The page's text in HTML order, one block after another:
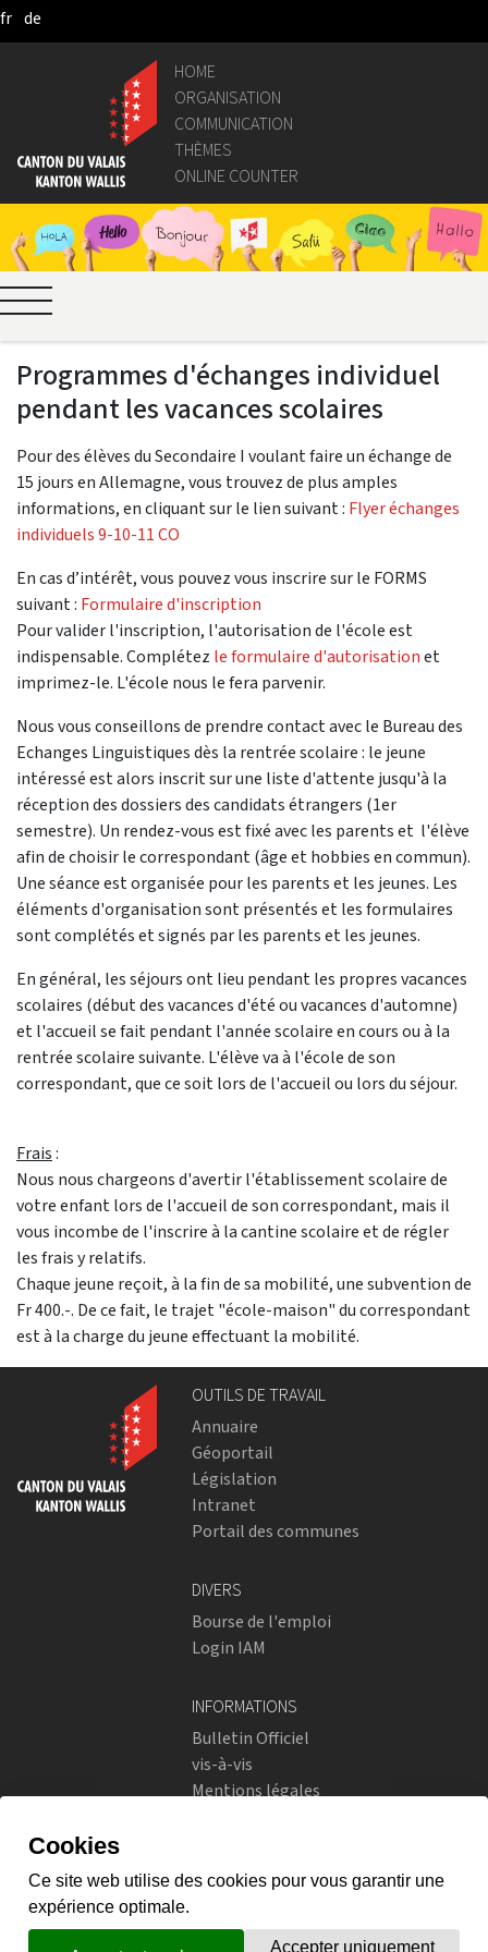
Skip to Main Content
fr de
HOME
ORGANISATION
COMMUNICATION
THÈMES
ONLINE COUNTER
Programmes d'échanges individuel
pendant les vacances scolaires
Pour des élèves du Secondaire I voulant faire un échange de
15 jours en Allemagne, vous trouvez de plus amples
informations, en cliquant sur le lien suivant : Flyer échanges
individuels 9-10-11 CO
En cas d’intérêt, vous pouvez vous inscrire sur le FORMS
suivant : Formulaire d'inscription
Pour valider l'inscription, l'autorisation de l'école est
indispensable. Complétez le formulaire d'autorisationet
imprimez-le. L'école nous le fera parvenir.
Nous vous conseillons de prendre contact avec le Bureau des
Echanges Linguistiques dès la rentrée scolaire : le jeune
intéressé est alors inscrit sur une liste d'attente jusqu'à la
réception des dossiers des candidats étrangers (1er
semestre). Un rendez-vous est fixé avec les parents et l'élève
afin de choisir le correspondant (âge et hobbies en commun).
Une séance est organisée pour les parents et les jeunes. Les
éléments d'organisation sont présentés et les formulaires
sont complétés et signés par les parents et les jeunes.
En général, les séjours ont lieu pendant les propres vacances
scolaires (début des vacances d'été ou vacances d'automne)
et l'accueil se fait pendant l'année scolaire en cours ou à la
rentrée scolaire suivante. L'élève va à l'école de son
correspondant, que ce soit lors de l'accueil ou lors du séjour.
Frais:
Nous nous chargeons d'avertir l'établissement scolaire de
votre enfant lors de l'accueil de son correspondant, mais il
vous incombe de l'inscrire à la cantine scolaire et de régler
les frais y relatifs.
Chaque jeune reçoit, à la fin de sa mobilité, une subvention de
Fr 400.-. De ce fait, le trajet "école-maison" du correspondant
est à la charge du jeune effectuant la mobilité.
OUTILS DE TRAVAIL
Annuaire
Géoportail
Législation
Intranet
Portail des communes
DIVERS
Bourse de l'emploi
Login IAM
INFORMATIONS
Bulletin Officiel
vis-à-vis
Mentions légales
Instagram